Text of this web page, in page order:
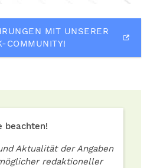
MIT UNSERER
COMMUNITY!
beachten!
Aktualität der Angaben
redaktioneller